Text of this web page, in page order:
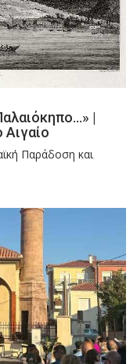
|
Αιγαίο
Παράδοση και